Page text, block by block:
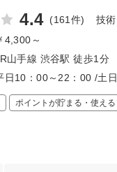
4.4 (161件) 技
4,300～
山手線 渋谷駅 徒歩1分
日10：00～22：00 /土
ポイントが貯まる・使える